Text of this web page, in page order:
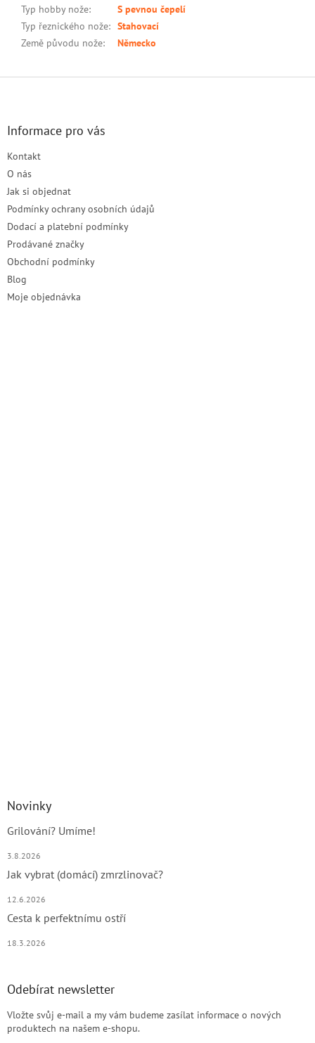
Typ hobby nože:
S pevnou čepelí
Typ řeznického nože: Stahovací
Země původu nože: Německo
Informace pro vás
Kontakt
O nás
Jak si objednat
Podmínky ochrany osobních údajů
Dodací a platební podmínky
Prodávané značky
Obchodní podmínky
Blog
Moje objednávka
Novinky
Grilování? Umíme!
3.8.2026
Jak vybrat (domácí) zmrzlinovač?
12.6.2026
Cesta k perfektnímu ostří
18.3.2026
Odebírat newsletter
Vložte svůj e-mail a my vám budeme zasílat informace o nových
produktech na našem e-shopu.